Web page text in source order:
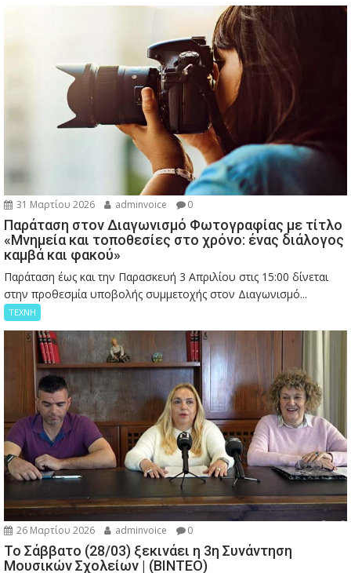
31 Μαρτίου 2026 adminvoice 0
Παράταση στον Διαγωνισμό Φωτογραφίας με τίτλο
«Μνημεία και τοποθεσίες στο χρόνο: ένας διάλογος
καμβά και φακού»
Παράταση έως και την Παρασκευή 3 Απριλίου στις 15:00 δίνεται
στην προθεσμία υποβολής συμμετοχής στον Διαγωνισμό...
ΤΕΧΝΗ
26 Μαρτίου 2026 adminvoice 0
Το Σάββατο (28/03) ξεκινάει η 3η Συνάντηση
Μουσικών Σχολείων | (ΒΙΝΤΕΟ)